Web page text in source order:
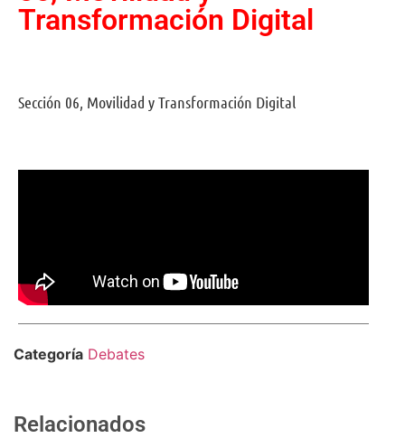
Transformación Digital
Sección 06, Movilidad y Transformación Digital
Comparte
Categoría Debates
Relacionados